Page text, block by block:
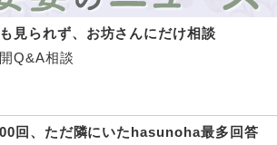
見られず、お坊さんにだけ相談
Q&A相談
回、ただ隣にいたhasunoha最多回答